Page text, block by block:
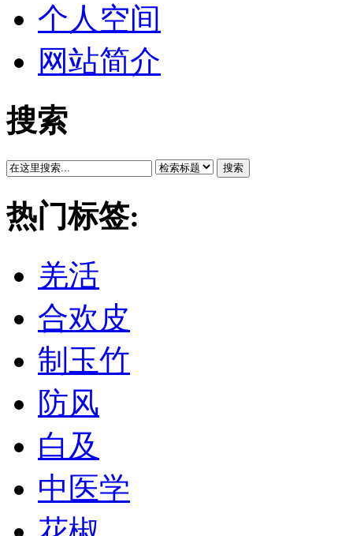
个人空间
网站简介
搜索
搜索
热门标签:
羌活
合欢皮
制玉竹
防风
白及
中医学